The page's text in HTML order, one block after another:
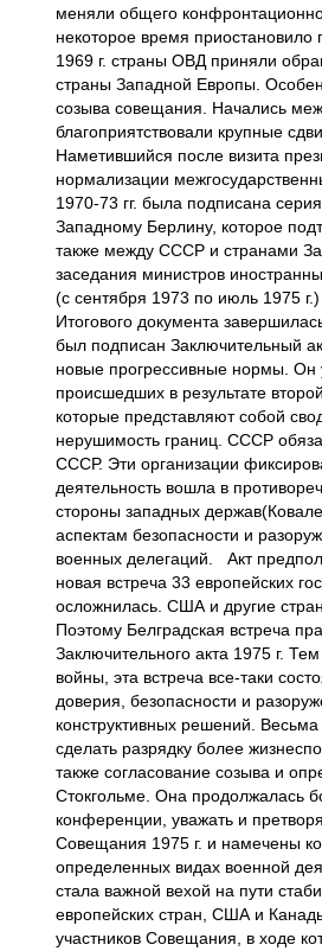
меняли общего
некоторое время
1969 г. страны ОВД приняли
страны Западной Европы.
созыва совещания. Начались
благоприятствовали крупные
Наметившийся после визита
нормализации
1970-73 гг. была подписана
Западному Берлину, которое
также между СССР и странами
заседания министров
(с сентября 1973 по июль 1975
Итогового документа
был подписан Заключительный
новые прогрессивные нормы. Он
происшедших в результате
которые представляют собой
нерушимость границ. СССР
СССР. Эти организации
деятельность вошла в
стороны западных
аспектам безопасности и
военных делегаций. Акт
новая встреча 33 европейских
осложнилась. США и другие
Поэтому Белградская встреча
Заключительного акта 1975 г.
войны, эта встреча все-таки
доверия, безопасности и
конструктивных решений.
сделать разрядку более
также согласование созыва и
Стокгольме. Она продолжалась
конференции, уважать и
Совещания 1975 г. и намечены
определенных видах военной
стала важной вехой на пути
европейских стран, США и
участников Совещания, в ходе